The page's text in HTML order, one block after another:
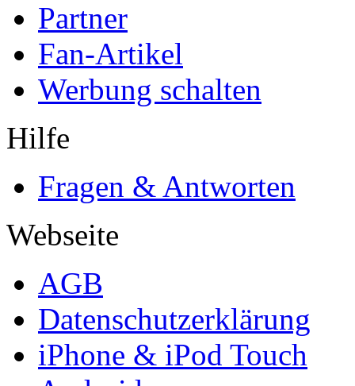
Partner
Fan-Artikel
Werbung schalten
Hilfe
Fragen & Antworten
Webseite
AGB
Datenschutzerklärung
iPhone & iPod Touch